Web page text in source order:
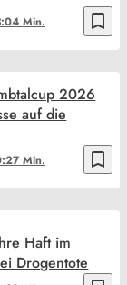
bookmark_border
Min.
bookmark_border
Min.
2026
auf die
Haft im
Drogentote